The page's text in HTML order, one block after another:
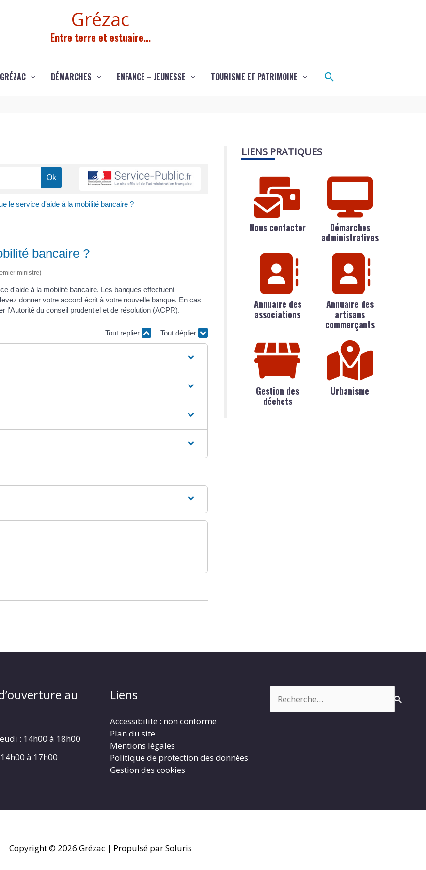
Grézac
Entre terre et estuaire...
DÉMARCHES ENFANCE – JEUNESSE TOURISME ET PATRIMOINE Rechercher
le service d'aide à la mobilité bancaire ?
bancaire ?
ministre)
d'aide à la mobilité bancaire. Les banques effectuent
donner votre accord écrit à votre nouvelle banque. En cas
l'Autorité du conseil prudentiel et de résolution (ACPR).
Tout replier Tout déplier
LIENS PRATIQUES
Nous contacter
Démarches
administratives
Annuaire des
associations
Annuaire des
artisans
commerçants
Gestion des
déchets
Urbanisme
au
: 14h00 à 18h00
à 17h00
Liens
Accessibilité : non conforme
Plan du site
Mentions légales
Politique de protection des données
Gestion des cookies
Copyright © 2026 Grézac| Propulsé par Soluris